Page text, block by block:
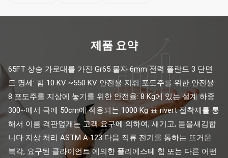
제품 요약
65FT 상승 가로대를 가진 Gr65 물자 6mm 전력 폴란드 3 단면
도 명세: 힘 10 KV ~550 KV 안전율 지휘 포도주를 위한 안전율:
8 포도주를 지상에 놓기를 위한 안전율: 8 Kg에 있는 설계 하중
300~에서 극에 50cm에 적용되는 1000 Kg 표 rivert 접착제를 통
해서 이름 격판덮개는 고객 요구에 의하여, 새기고, 돋을새김합
니다 지상 처리 ASTM A 123 다음 직류 전기를 통하는 뜨거운
복각, 요구된 클라이언트 에의한 폴리에스테 힘 또는 다른 어떤